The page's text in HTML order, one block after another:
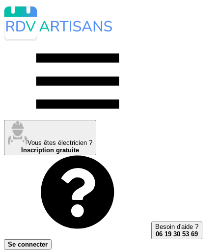
Vous êtes électricien ?
Inscription gratuite
Besoin d'aide ?
06 19 30 53 69
Se connecter